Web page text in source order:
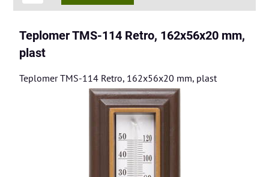
Teplomer TMS-114 Retro, 162x56x20 mm,
plast
Teplomer TMS-114 Retro, 162x56x20 mm, plast